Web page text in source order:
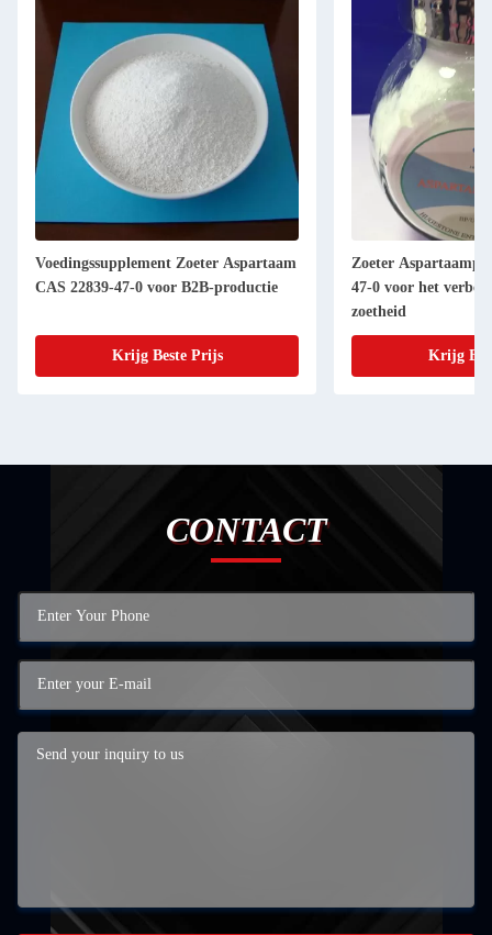
Voedingssupplement Zoeter Aspartaam
CAS 22839-47-0 voor B2B-productie
Krijg Beste Prijs
Zoeter
47-0 voor het
zoetheid
Krijg
CONTACT